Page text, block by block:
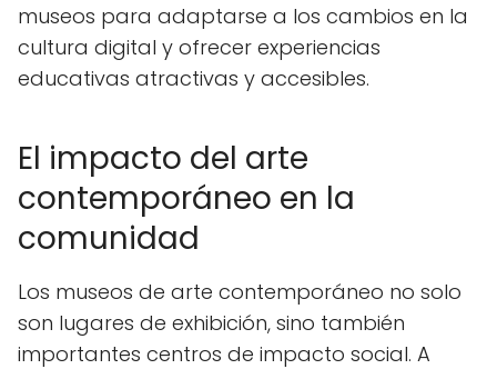
museos para adaptarse a los cambios en la
cultura digital y ofrecer experiencias
educativas atractivas y accesibles.
El impacto del arte
contemporáneo en la
comunidad
Los museos de arte contemporáneo no solo
son lugares de exhibición, sino también
importantes centros de impacto social. A